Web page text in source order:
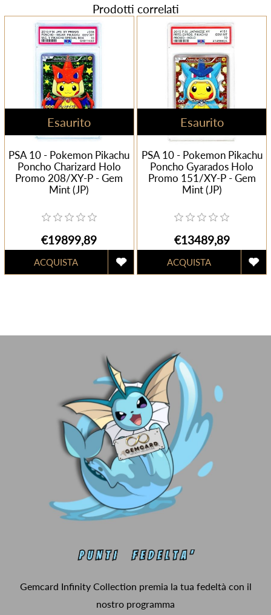
Prodotti correlati
Esaurito
PSA 10 - Pokemon Pikachu
Poncho Charizard Holo
Promo 208/XY-P - Gem
Mint (JP)
€19899,89
Esaurito
PSA 10 - Pokemon Pikachu
Poncho Gyarados Holo
Promo 151/XY-P - Gem
Mint (JP)
€13489,89
Gemcard Infinity Collection premia la tua fedeltà con il
nostro programma